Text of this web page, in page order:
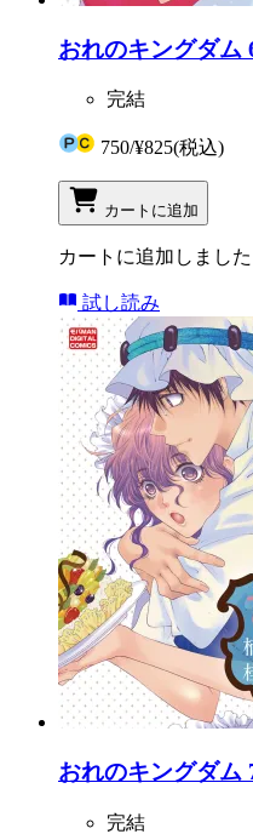
おれのキングダム
完結
750/¥825(税込)
カートに追加
カートに追加しました
試し読み
おれのキングダム
完結